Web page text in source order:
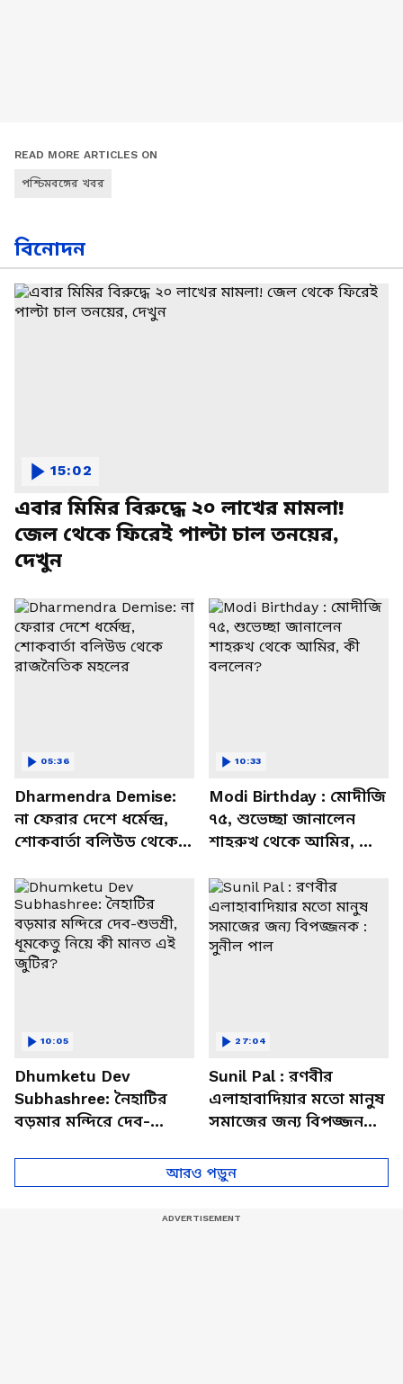
READ MORE ARTICLES ON
পশ্চিমবঙ্গের খবর
বিনোদন
এবার মিমির বিরুদ্ধে ২০ লাখের মামলা!
জেল থেকে ফিরেই পাল্টা চাল তনয়ের,
দেখুন
15:02
Dharmendra Demise:
না ফেরার দেশে ধর্মেন্দ্র,
শোকবার্তা বলিউড থেকে
05:36
Modi Birthday : মোদীজি
৭৫, শুভেচ্ছা জানালেন
শাহরুখ থেকে আমির, কী
10:33
Dhumketu Dev
Subhashree: নৈহাটির
বড়মার মন্দিরে দেব-
10:05
Sunil Pal : রণবীর
এলাহাবাদিয়ার মতো মানুষ
সমাজের জন্য বিপজ্জনক :
27:04
আরও পড়ুন